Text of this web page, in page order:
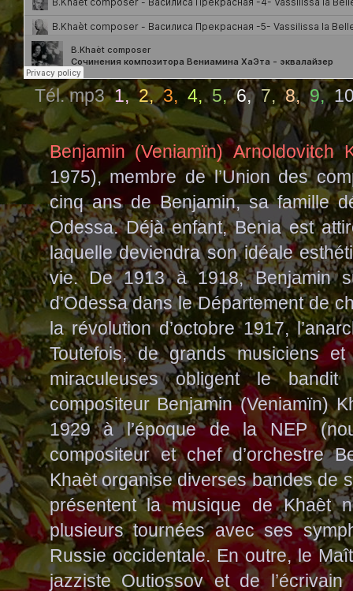
Tél. mp31, 2,3, 4, 5, 6, 7, 8,9,
Benjamin (Veniamïn) Arnoldovitch
1975), membre de l’Union des
cinq ans de Benjamin, sa famille
Odessa. Déjà enfant, Benia est
laquelle deviendra son idéale
vie. De 1913 à 1918, Benjamin
d’Odessa dans le Département de
la révolution d’octobre 1917,
Toutefois, de grands musiciens
miraculeuses obligent le
compositeur Benjamin (Veniamïn)
1929 à l’époque de la NEP
compositeur et chef d’orchestre
Khaèt organise diverses bandes de
présentent la musique de Khaèt
plusieurs tournées avec ses
Russie occidentale. En outre, le
jazziste Outiossov et de